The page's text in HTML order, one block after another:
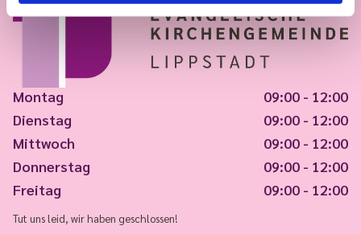
Montag
09:00 - 12:00
Dienstag
09:00 - 12:00
Mittwoch
09:00 - 12:00
Donnerstag
09:00 - 12:00
Freitag
09:00 - 12:00
Tut uns leid, wir haben geschlossen!